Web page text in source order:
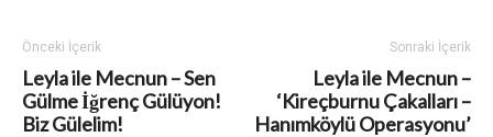
Önceki İçerik
Leyla ile Mecnun – Sen
Gülme İğrenç Gülüyon!
Biz Gülelim!
Sonraki İçerik
Leyla ile Mecnun –
‘Kireçburnu Çakalları –
Hanımköylü Operasyonu’